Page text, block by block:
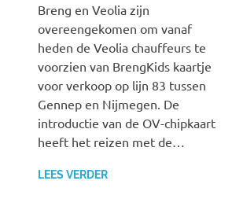
Breng en Veolia zijn
overeengekomen om vanaf
heden de Veolia chauffeurs te
voorzien van BrengKids kaartje
voor verkoop op lijn 83 tussen
Gennep en Nijmegen. De
introductie van de OV-chipkaart
heeft het reizen met de…
LEES VERDER